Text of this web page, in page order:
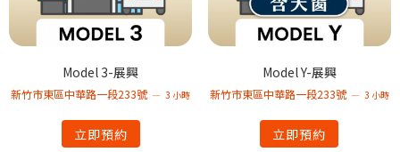
Model 3-展興
新竹市東區中華路一段233號 3 小時
立即預約
Model Y-展興
新竹市東區中華路一段233號 3 小時
立即預約